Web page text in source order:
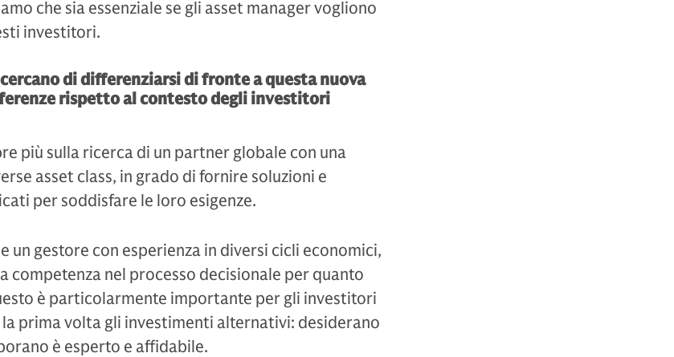
che sia essenziale se gli asset manager vogliono
investitori.
di differenziarsi di fronte a questa nuova
rispetto al contesto degli investitori
più sulla ricerca di un partner globale con una
asset class, in grado di fornire soluzioni e
per soddisfare le loro esigenze.
un gestore con esperienza in diversi cicli economici,
competenza nel processo decisionale per quanto
è particolarmente importante per gli investitori
prima volta gli investimenti alternativi: desiderano
è esperto e affidabile.